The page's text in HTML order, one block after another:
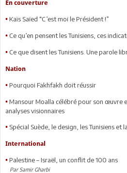
En couverture
• Kaïs Saïed “C’est moi le Président !”
• Ce qu’en pensent les Tunisiens, ces
• Ce que disent les Tunisiens. Une parole
Nation
• Pourquoi Fakhfakh doit réussir
• Mansour Moalla célébré pour son œuvre
analyses visionnaires
• Spécial Suède, le design, les Tunisiens et
International
• Palestine – Israël, un conflit de 100 ans
Par Samir Gharbi